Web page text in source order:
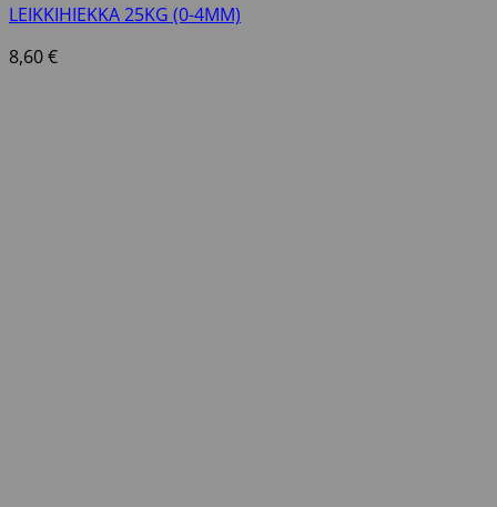
LEIKKIHIEKKA 25KG (0-4MM)
8,60€